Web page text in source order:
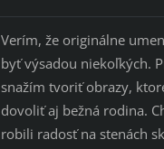
Verím, že originálne
byť výsadou niekoľkých.
snažím tvoriť obrazy,
dovoliť aj bežná rodina.
robili radosť na stenách